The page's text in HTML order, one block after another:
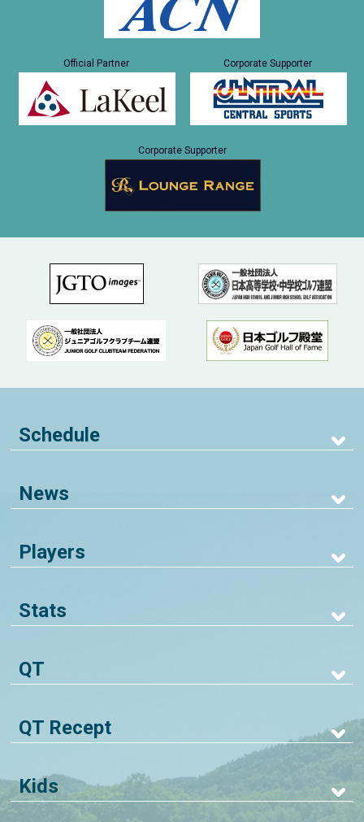
Official Partner Corporate Supporter
Corporate Supporter
Schedule
News
Players
Stats
QT
QT Recept
Kids